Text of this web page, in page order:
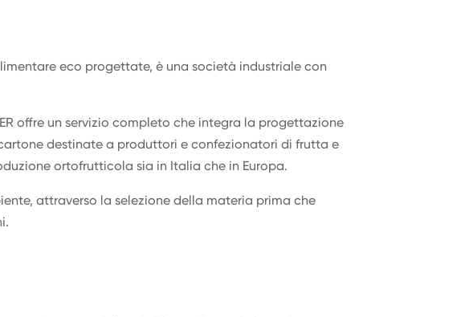
eco progettate, è una società industriale con
offre un servizio completo che integra la progettazione
destinate a produttori e confezionatori di frutta e
ortofrutticola sia in Italia che in Europa.
attraverso la selezione della materia prima che